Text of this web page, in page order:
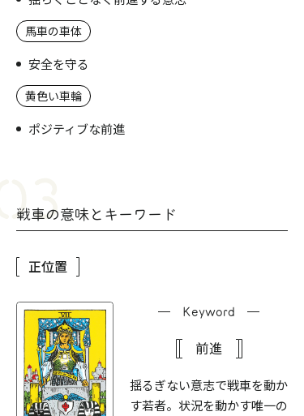
馬車の車体
安全を守る
黄色い車輪
ポジティブな前進
戦車の意味とキーワード
正位置
Keyword
前進
揺るぎない意志で戦車を動か
す若者。状況を動かす唯一の